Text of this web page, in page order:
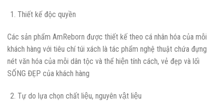
Thiết kế độc quyền
Các sản phẩm AmReborn được thiết kế theo cá nhân hóa của mỗi
khách hàng với tiêu chí túi xách là tác phẩm nghệ thuật chứa đựng
nét văn hóa của mỗi dân tộc và thể hiện tính cách, vẻ đẹp và lối
SỐNG ĐẸP của khách hàng
Tự do lựa chọn chất liệu, nguyên vật liệu